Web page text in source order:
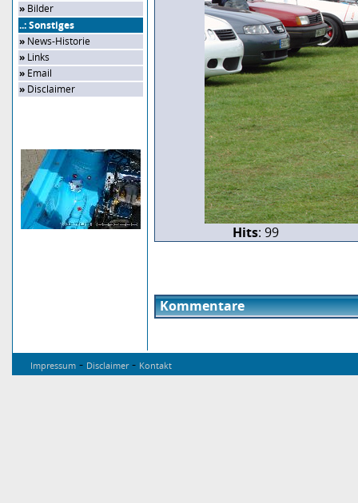
» Bilder
..: Sonstiges
» News-Historie
» Links
» Email
» Disclaimer
Hits: 99
Kommentare
Impressum - Disclaimer- Kontakt